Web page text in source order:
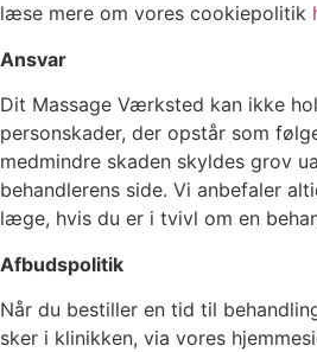
læse mere om vores cookiepolitik
Ansvar
Dit Massage Værksted kan ikke
personskader, der opstår som
medmindre skaden skyldes grov
behandlerens side. Vi anbefaler
læge, hvis du er i tvivl om en
Afbudspolitik
Når du bestiller en tid til
sker i klinikken, via vores